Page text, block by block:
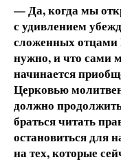
— Да, когда мы
с удивлением
сложенных отцами
нужно, и что сами
начинается
Церковью
должно
браться читать
остановиться для
на тех, которые